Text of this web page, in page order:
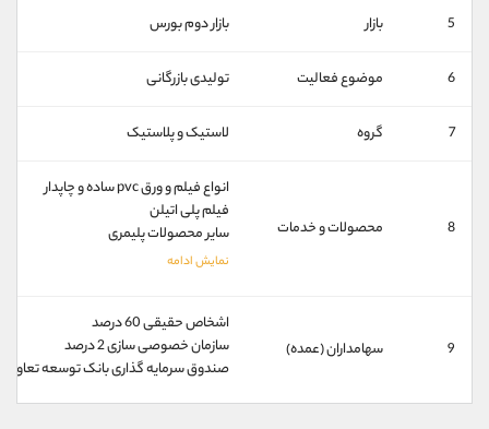
5 بازار بازار دوم بورس
6 موضوع فعالیت تولیدی بازرگانی
7 گروه لاستیک و پلاستیک
8 محصولات و خدمات
انواع فیلم و ورق pvc ساده و چاپدار
فیلم پلی اتیلن
سایر محصولات پلیمری
9 سهامداران (عمده)
اشخاص حقیقی 60 درصد
سازمان خصوصی سازی 2 درصد
صندوق سرمایه گذاری بانک توسعه تعاون 1 درصد